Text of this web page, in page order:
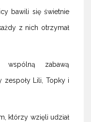
bawili się świetnie
z nich otrzymał
wspólną zabawą
zespoły Lili, Topky i
którzy wzięli udział